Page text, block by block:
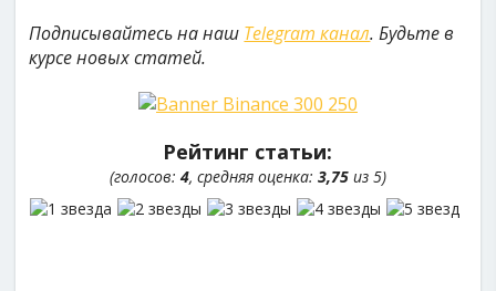
Подписывайтесь на наш Telegram канал. Будьте в
курсе новых статей.
Рейтинг статьи:
(голосов: 4, средняя оценка: 3,75из 5)